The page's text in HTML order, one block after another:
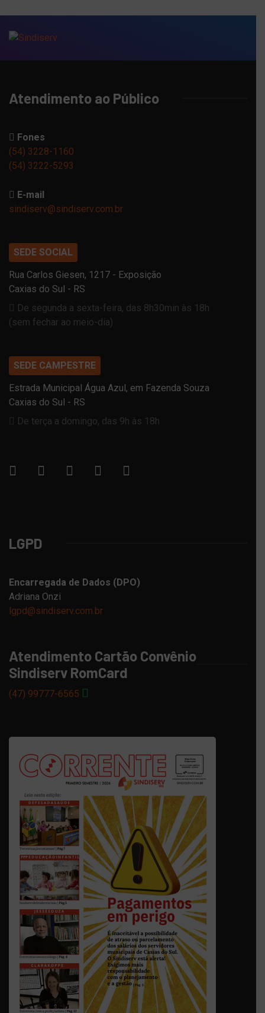
Atendimento ao Público
Fones
(54) 3228-1160
(54) 3222-5293
E-mail
sindiserv@sindiserv.com.br
SEDE SOCIAL
Rua Carlos Giesen, 1217 - Exposição
Caxias do Sul - RS
De segunda a sexta-feira, das 8h30min às 18h
(sem fechar ao meio-dia)
SEDE CAMPESTRE
Estrada Municipal Água Azul, em Fazenda Souza
Caxias do Sul - RS
De terça a domingo, das 9h às 18h
LGPD
Encarregada de Dados (DPO)
Adriana Onzi
lgpd@sindiserv.com.br
Atendimento Cartão Convênio
Sindiserv RomCard
(47) 99777-6565